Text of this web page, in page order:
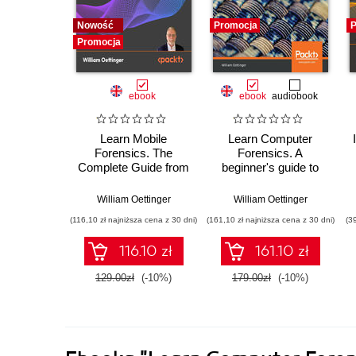
Nowość
Promocja
ebook
Learn Mobile
Forensics. The
Complete Guide from
Courtroom Testimony
William Oettinger
(116,10 zł najniższa cena z 30 dni)
116.10 zł
129.00zł (-10%)
Promocja
ebook audiobook
Learn Computer
Forensics. A
beginner's guide to
and securing digital
William Oettinger
(161,10 zł najniższa cena z 30 dni)
161.10 zł
179.00zł (-10%)